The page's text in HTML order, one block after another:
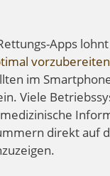
Apps lohnt
vorzubereiten
im
Viele
direkt auf